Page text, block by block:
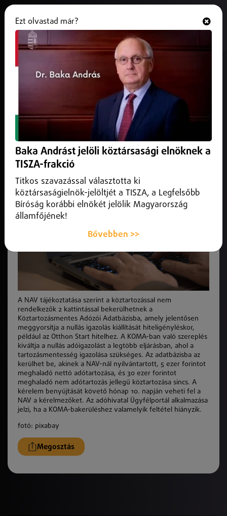
2 kattintással bekerülhet a
legjobbak közé
2025. december 03.Belföld
A NAV tájékoztatása szerint a köztartozással nem
Köztartozásmentes Adózói Adatbázisba...
A NAV tájékoztatása szerint a köztartozással nem
rendelkezők 2 kattintással bekerülhetnek a
Köztartozásmentes Adózói Adatbázisba, amely jelentősen
meggyorsítja a nullás igazolás kiállítását hiteligényléskor,
például az Otthon Start hitelhez. A KOMA-ban való szereplés
kiváltja a nullás adóigazolást a legtöbb eljárásban, ahol a
tartozásmentesség igazolása szükséges. Az adatbázisba az
kerülhet be, akinek a NAV-nál nyilvántartott, 5 ezer forintot
meghaladó nettó adótartozása, és 30 ezer forintot
meghaladó nem adótartozás jellegű köztartozása sincs. A
kérelem benyújtását követő hónap 10. napján veheti fel a
NAV a kérelmezőket. Az adóhivatal Ügyfélportál alkalmazása
jelzi, ha a KOMA-bakerüléshez valamelyik feltétel hiányzik.
fotó: pixabay
Megosztás
Ezt olvastad már?
Baka Andrást jelöli köztársasági elnöknek a
TISZA-frakció
Titkos szavazással választotta ki
köztársaságielnök-jelöltjét a TISZA, a Legfelsőbb
Bíróság korábbi elnökét jelölik Magyarország
államfőjének!
Bővebben >>